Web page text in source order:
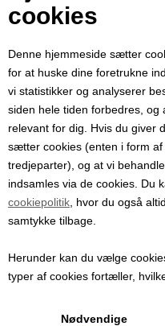
cookies
Denne hjemmeside sætter
for at huske dine foretrukne
vi statistikker og analyserer
siden hele tiden forbedres,
relevant for dig. Hvis du giver
sætter cookies (enten i form
tredjeparter), og at vi
indsamles via de cookies. Du
cookiepolitik , hvor du også
samtykke tilbage.
Herunder kan du vælge
typer af cookies fortæller,
Nødvendige
Modtager e-mail
Besked